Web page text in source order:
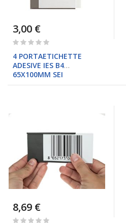
3,00 €
Rating:
4 PORTAETICHETTE
ADESIVE IES B4
65X100MM SEI
8,69 €
Rating: